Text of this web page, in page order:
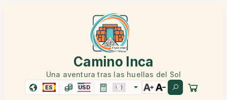
Camino Inca
Una aventura tras las huellas del Sol
ES USD